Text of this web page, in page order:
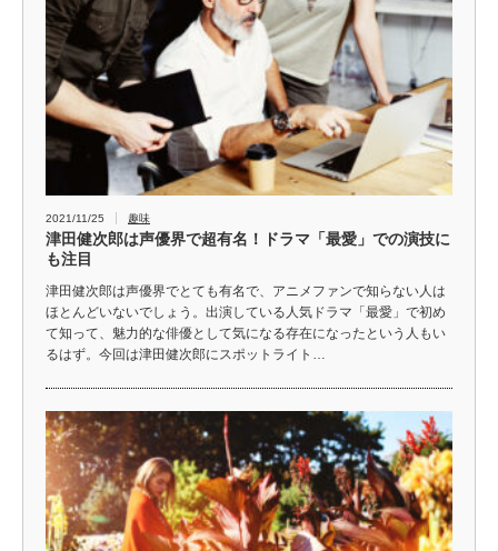
2021/11/25 趣味
津田健次郎は声優界で超有名！ドラマ「最愛」での演技に
も注目
津田健次郎は声優界でとても有名で、アニメファンで知らない人は
ほとんどいないでしょう。出演している人気ドラマ「最愛」で初め
て知って、魅力的な俳優として気になる存在になったという人もい
るはず。今回は津田健次郎にスポットライト…